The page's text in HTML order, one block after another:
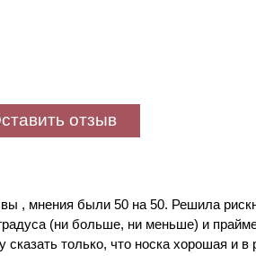
отзыв
, мнения были 50 на 50. Решила
(ни больше, ни меньше) и
только, что носка хорошая и